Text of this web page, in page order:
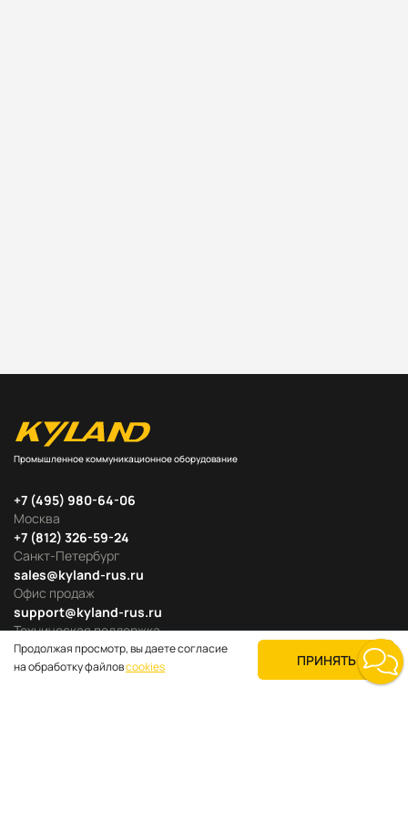
Промышленное коммуникационное оборудование
Москва
+7 (495) 980-64-06
Офис продаж
sales@kyland-rus.ru
Санкт-Петербург
+7 (812) 326-59-24
Техническая поддержка
support@kyland-rus.ru
Продолжая просмотр, вы даете согласие
на обработку файловcookies ПРИНЯТЬ